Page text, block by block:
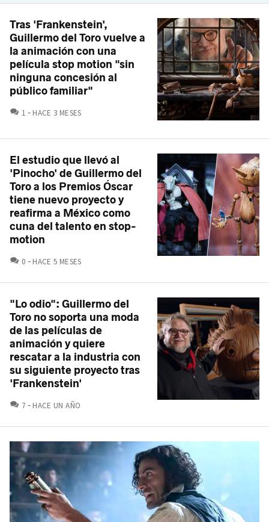
Tras 'Frankenstein',
Guillermo del Toro vuelve a
la animación con una
película stop motion "sin
ninguna concesión al
público familiar"
1 COMENTARIOS
HACE 3 MESES
El estudio que llevó al
'Pinocho' de Guillermo del
Toro a los Premios Óscar
tiene nuevo proyecto y
reafirma a México como
cuna del talento en stop-
motion
0 COMENTARIOS
HACE 5 MESES
"Lo odio": Guillermo del
Toro no soporta una moda
de las películas de
animación y quiere
rescatar a la industria con
su siguiente proyecto tras
'Frankenstein'
7 COMENTARIOS
HACE UN AÑO